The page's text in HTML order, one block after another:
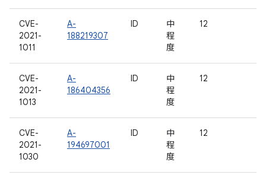
CVE-
2021-
1011
A-
188219307
ID
中
程
度
12
CVE-
2021-
1013
A-
186404356
ID
中
程
度
12
CVE-
2021-
1030
A-
194697001
ID
中
程
度
12